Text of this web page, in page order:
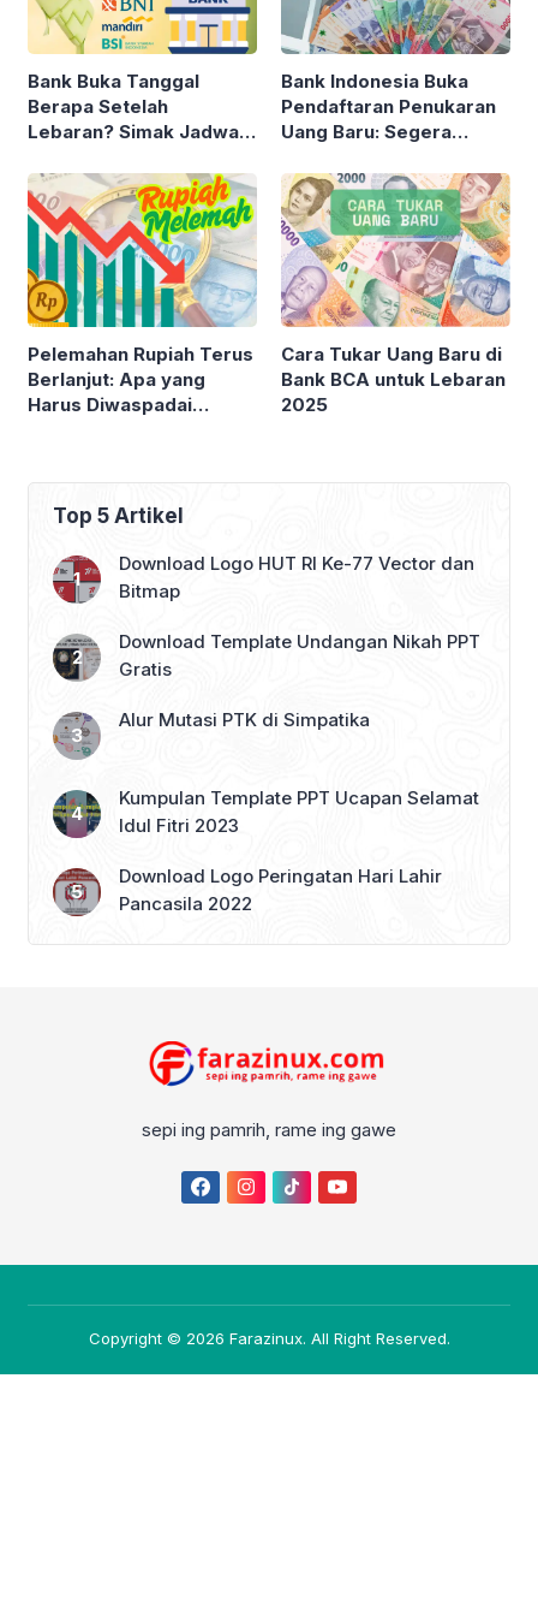
Bank Buka Tanggal
Berapa Setelah
Lebaran? Simak Jadwal
Bank Indonesia Buka
Pendaftaran Penukaran
Uang Baru: Segera
Habis!
Pelemahan Rupiah Terus
Berlanjut: Apa yang
Harus Diwaspadai
Cara Tukar Uang Baru di
Bank BCA untuk Lebaran
2025
Top 5 Artikel
Download Logo HUT RI Ke-77 Vector dan
Bitmap
Download Template Undangan Nikah PPT
Gratis
Alur Mutasi PTK di Simpatika
Kumpulan Template PPT Ucapan Selamat
Idul Fitri 2023
Download Logo Peringatan Hari Lahir
Pancasila 2022
sepi ing pamrih, rame ing gawe
Copyright © 2026 Farazinux. All Right Reserved.